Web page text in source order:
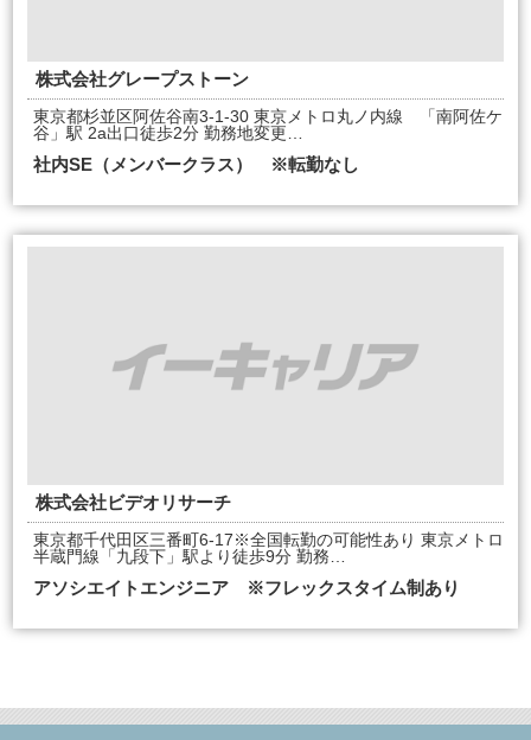
株式会社グレープストーン
東京都杉並区阿佐谷南3-1-30 東京メトロ丸ノ内線 「南阿佐ケ
谷」駅 2a出口徒歩2分 勤務地変更…
社内SE（メンバークラス） ※転勤なし
株式会社ビデオリサーチ
東京都千代田区三番町6-17※全国転勤の可能性あり 東京メトロ
半蔵門線「九段下」駅より徒歩9分 勤務…
アソシエイトエンジニア ※フレックスタイム制あり